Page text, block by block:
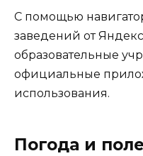
С помощью
заведений от
образовательные
официальные
использования.
Погода и